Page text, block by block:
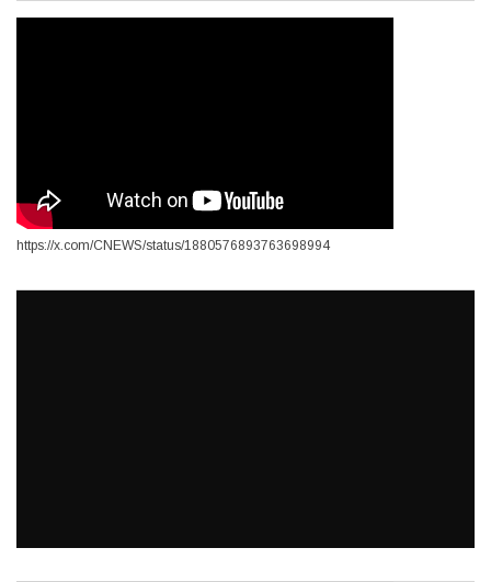
https://x.com/CNEWS/status/1880576893763698994